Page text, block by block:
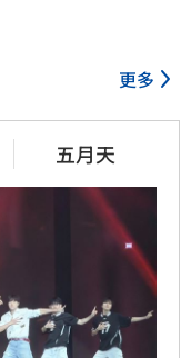
更多
五月天